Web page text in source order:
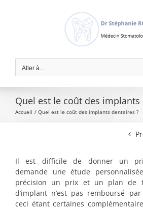
Aller à...
Quel est le coût des implants
Accueil Quel est le coût des implants dentaires ?
Il est difficile de donner un
demande une étude
précision un prix et un plan de
d’implant n’est pas remboursé
ceci étant certaines